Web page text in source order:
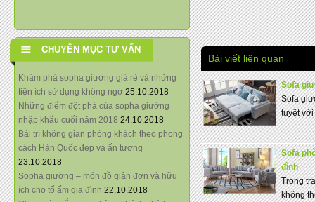
CHUYÊN MỤC TƯ VẤN
Khám phá sopha giường giá rẻ và những
tiện ích sử dụng không ngờ 25.10.2018
Những điểm đột phá của sopha giường
nhập khẩu cuối năm 2018 24.10.2018
Bài trí không gian phòng khách theo phong
cách Hàn Quốc đẹp và ấn tượng
23.10.2018
Sopha giường – món đồ giản đơn và hữu
ích cho tổ ấm gia đình 22.10.2018
Bài viết liên quan
Sofa
Sofa
tuyệt
Sofa
đình
Trong
không